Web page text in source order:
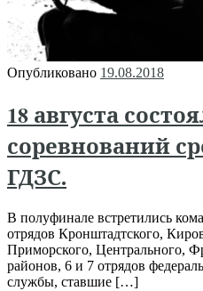
Опубликовано 19.08.2018
18 августа
соревнований
ГДЗС.
В полуфинале встретились
отрядов Кронштадтского,
Приморского, Центрального,
районов, 6 и 7 отрядов
службы, ставшие […]